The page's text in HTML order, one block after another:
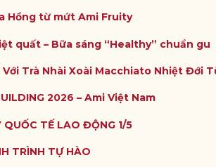
Hồng từ mứt Ami Fruity
quất – Bữa sáng “Healthy” chuẩn gu
Trà Nhài Xoài Macchiato Nhiệt Đới
2026 – Ami Việt Nam
QUỐC TẾ LAO ĐỘNG 1/5
TRÌNH TỰ HÀO